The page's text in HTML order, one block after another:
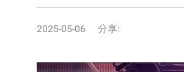
2025-05-06 分享: